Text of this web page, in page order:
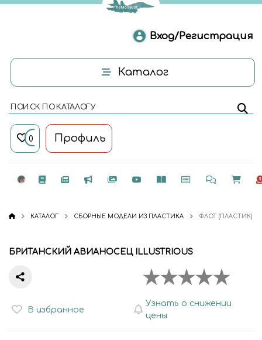
Вход/Регистрация
Каталог
ПОИСК ПО КАТАЛОГУ
0 Профиль
КАТАЛОГ СБОРНЫЕ МОДЕЛИ ИЗ ПЛАСТИКА ФЛОТ (ПЛАСТИК)
БРИТАНСКИЙ АВИАНОСЕЦ ILLUSTRIOUS
В избранное
Узнать о снижении
цены